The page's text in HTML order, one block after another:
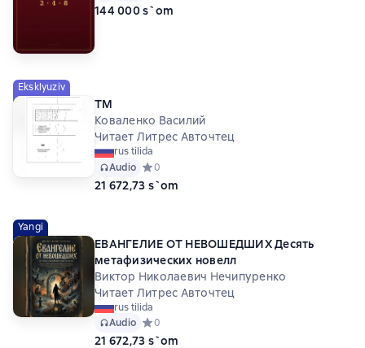
144 000 s`om
Eksklyuziv
ТМ
Коваленко Василий
Читает Литрес Авточтец
rus tilida
Audio Средний рейтинг 0 на основе 0 оценок
0
21 672,73 s`om
Yangi
ЕВАНГЕЛИЕ ОТ НЕВОШЕДШИХ Десять
метафизических новелл
Виктор Николаевич Нечипуренко
Читает Литрес Авточтец
rus tilida
Audio Средний рейтинг 0 на основе 0 оценок
0
21 672,73 s`om